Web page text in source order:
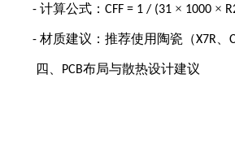
- 计算公式： CFF = 1 / (31 × 1000 ×
- 材质建议：推荐使用陶瓷（X7R
四、 PCB布局与散热设计建议